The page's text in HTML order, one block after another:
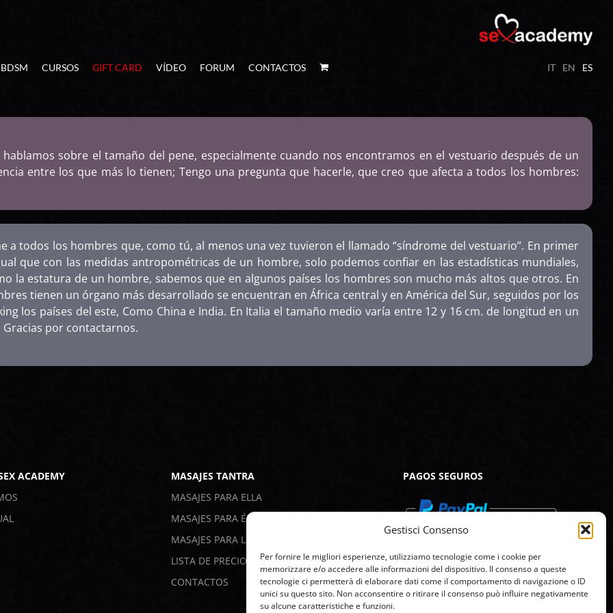
Gestisci Consenso
Per fornire le migliori esperienze, utilizziamo tecnologie come i cookie per
memorizzare e/o accedere alle informazioni del dispositivo. Il consenso a queste
tecnologie ci permetterà di elaborare dati come il comportamento di navigazione o ID
unici su questo sito. Non acconsentire o ritirare il consenso può influire negativamente
su alcune caratteristiche e funzioni.
BDSM CURSOS GIFT CARD VÍDEO FORUM CONTACTOS ES
EN
IT
sobre el tamaño del pene, especialmente cuando nos encontramos en el vestuario después de un
entre los que más lo tienen; Tengo una pregunta que hacerle, que creo que afecta a todos los hombres:
a todos los hombres que, como tú, al menos una vez tuvieron el llamado “síndrome del vestuario”. En primer
que con las medidas antropométricas de un hombre, solo podemos confiar en las estadísticas mundiales,
la estatura de un hombre, sabemos que en algunos países los hombres son mucho más altos que otros. En
tienen un órgano más desarrollado se encuentran en África central y en América del Sur, seguidos por los
los países del este, Como China e India. En Italia el tamaño medio varía entre 12 y 16 cm. de longitud en un
por contactarnos.
ACADEMY
MASAJES TANTRA
MASAJES PARA ELLA
MASAJES PARA ÉL
MASAJES PARA LA PAREJA
LISTA DE PRECIOS
CONTACTOS
PAGOS SEGUROS